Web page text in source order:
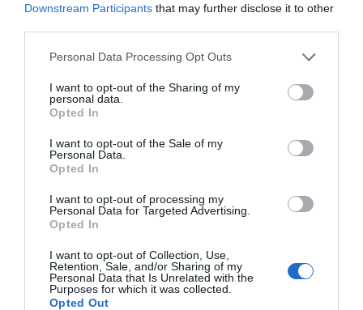
Downstream Participants that may further disclose it to other
Personal Data Processing Opt Outs
I want to opt-out of the Sharing of my
personal data.
Opted In
I want to opt-out of the Sale of my
Personal Data.
Opted In
I want to opt-out of processing my
Personal Data for Targeted Advertising.
Opted In
I want to opt-out of Collection, Use,
Retention, Sale, and/or Sharing of my
Personal Data that Is Unrelated with the
Purposes for which it was collected.
Opted Out
El Cercle
d'Economia proposa
un Estatut amb
rang de
Catalunya
Brugera relleva
d'Economia
Costas
presidir el